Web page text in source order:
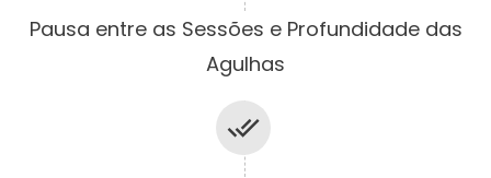
Pausa entre as Sessões e Profundidade das
Agulhas